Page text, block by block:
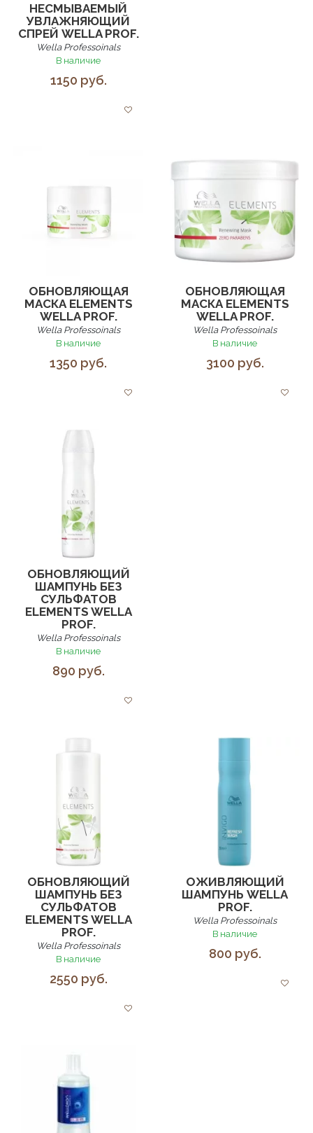
НЕСМЫВАЕМЫЙ
УВЛАЖНЯЮЩИЙ
СПРЕЙ WELLA PROF.
Wella Professoinals
В наличие
1150 руб.
ОБНОВЛЯЮЩАЯ
МАСКА ELEMENTS
WELLA PROF.
Wella Professoinals
В наличие
1350 руб.
ОБНОВЛЯЮЩАЯ
МАСКА ELEMENTS
WELLA PROF.
Wella Professoinals
В наличие
3100 руб.
ОБНОВЛЯЮЩИЙ
ШАМПУНЬ БЕЗ
СУЛЬФАТОВ
ELEMENTS WELLA
PROF.
Wella Professoinals
В наличие
890 руб.
ОБНОВЛЯЮЩИЙ
ШАМПУНЬ БЕЗ
СУЛЬФАТОВ
ELEMENTS WELLA
PROF.
Wella Professoinals
В наличие
2550 руб.
ОЖИВЛЯЮЩИЙ
ШАМПУНЬ WELLA
PROF.
Wella Professoinals
В наличие
800 руб.